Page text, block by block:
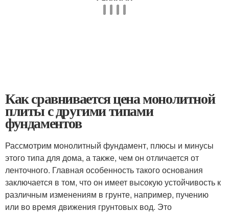
Как сравнивается цена монолитной
плиты с другими типами
фундаментов
Рассмотрим монолитный фундамент, плюсы и минусы
этого типа для дома, а также, чем он отличается от
ленточного. Главная особенность такого основания
заключается в том, что он имеет высокую устойчивость к
различным изменениям в грунте, например, пучению
или во время движения грунтовых вод. Это